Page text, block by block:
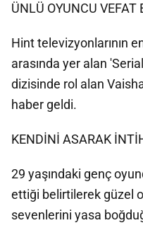
ÜNLÜ OYUNCU VEFAT
Hint televizyonlarının
arasında yer alan
dizisinde rol alan
haber geldi.
KENDİNİ ASARAK
29 yaşındaki genç
ettiği belirtilerek güzel
sevenlerini yasa